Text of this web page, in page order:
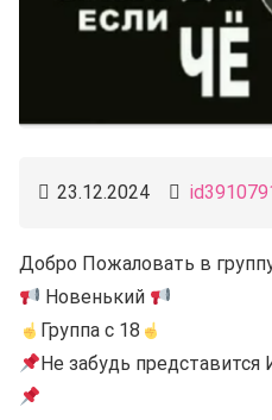
23.12.2024
Добро Пожаловать в
Новенький
Группа с 18
Не забудь представится